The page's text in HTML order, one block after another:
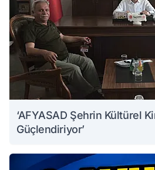
‘AFYASAD Şehrin Kültürel
Güçlendiriyor’